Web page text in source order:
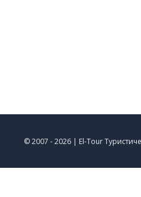
© 2007 - 2026 | El-Tour